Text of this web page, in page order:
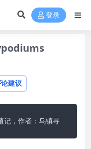
登录
建议
记，作者：乌镇寻